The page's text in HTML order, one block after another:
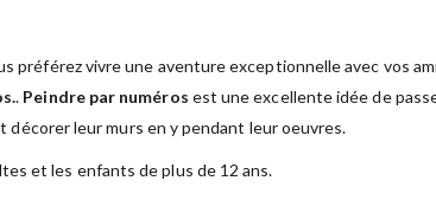
préférez vivre une aventure exceptionnelle avec vos
. Peindre par numéros est une excellente idée de
décorer leur murs en y pendant leur oeuvres.
et les enfants de plus de 12 ans.